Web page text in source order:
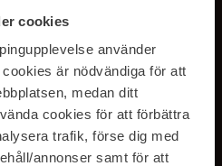
cookies
använder
är nödvändiga för att
medan ditt
cookies för att förbättra
trafik, förse dig med
annonser samt för att
OUR
. Peruuta tilaus milloin